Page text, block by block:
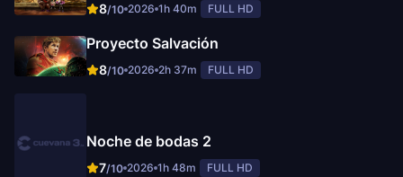
8/10 2026 1h 40m FULL HD
Proyecto Salvación
8/10 2026 2h 37m FULL HD
Noche de bodas 2
7/10 2026 1h 48m FULL HD